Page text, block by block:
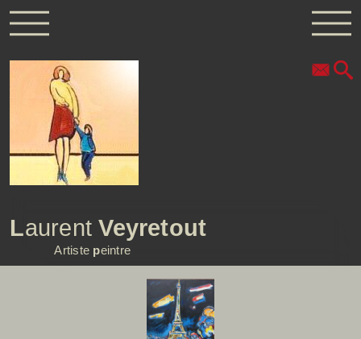
LaurentVeyretout
Artiste peintre